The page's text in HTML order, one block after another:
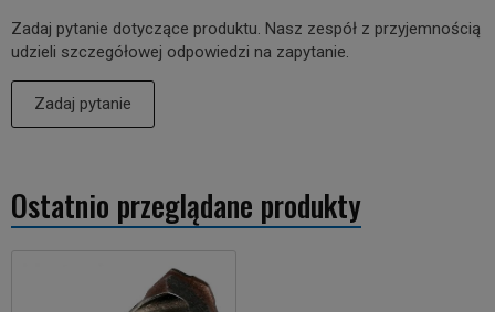
Zadaj pytanie dotyczące produktu. Nasz zespół z przyjemnością
udzieli szczegółowej odpowiedzi na zapytanie.
Zadaj pytanie
Ostatnio przeglądane produkty